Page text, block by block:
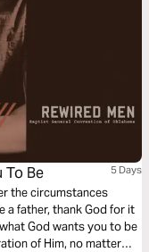
To Be 5 Days
the circumstances
a father, thank God for it
God wants you to be
of Him, no matter